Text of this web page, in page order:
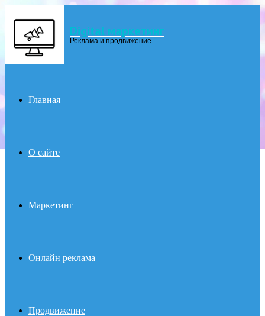
Digital маркетинг
Реклама и продвижение
Главная
О сайте
Маркетинг
Онлайн реклама
Продвижение